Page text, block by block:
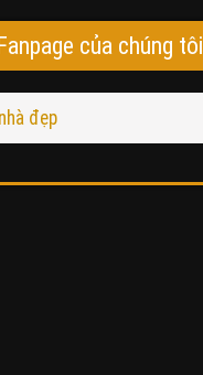
của chúng tôi
đẹp